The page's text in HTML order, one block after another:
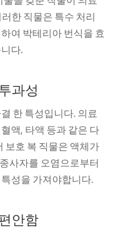
한 직물은 특수 처리
여 박테리아 번식을 효
다.
과성
한 특성입니다. 의료
액, 타액 등과 같은 다
보호 복 직물은 액체가
사자를 오염으로부터
성을 가져야합니다.
안함